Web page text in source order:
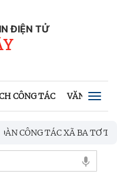
ĐIỆN TỬ
CÔNG TÁC VĂN BẢN
TÁC XÃ BA TƠ THAM
HÙNG LIỆT SĨ